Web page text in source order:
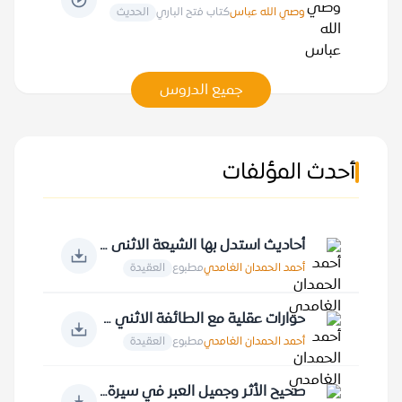
وصي الله عباسكتاب فتح الباري الحديث
جميع الدروس
أحدث المؤلفات
أحاديث استدل بها الشيعة الاثنى عشرية
أحمد الحمدان الغامديمطبوع العقيدة
حوارات عقلية مع الطائفة الاثني عشرية في الأصول
أحمد الحمدان الغامديمطبوع العقيدة
صحيح الأثر وجميل العبر في سيرة خير البشر